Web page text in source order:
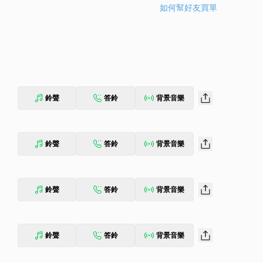
如何幫好友買單
鈴聲 答鈴 背景音樂
鈴聲 答鈴 背景音樂
鈴聲 答鈴 背景音樂
鈴聲 答鈴 背景音樂